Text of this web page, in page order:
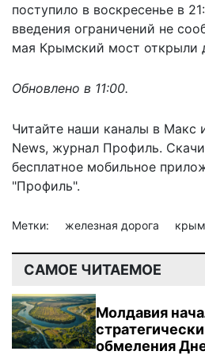
поступило в воскресенье в
введения ограничений не
мая Крымский мост открыли
Обновлено в 11:00.
Читайте наши каналы в Макс
News, журнал Профиль.
бесплатное мобильное
"Профиль".
Метки: железная дорога
САМОЕ ЧИТАЕМОЕ
Молдавия
обмеления